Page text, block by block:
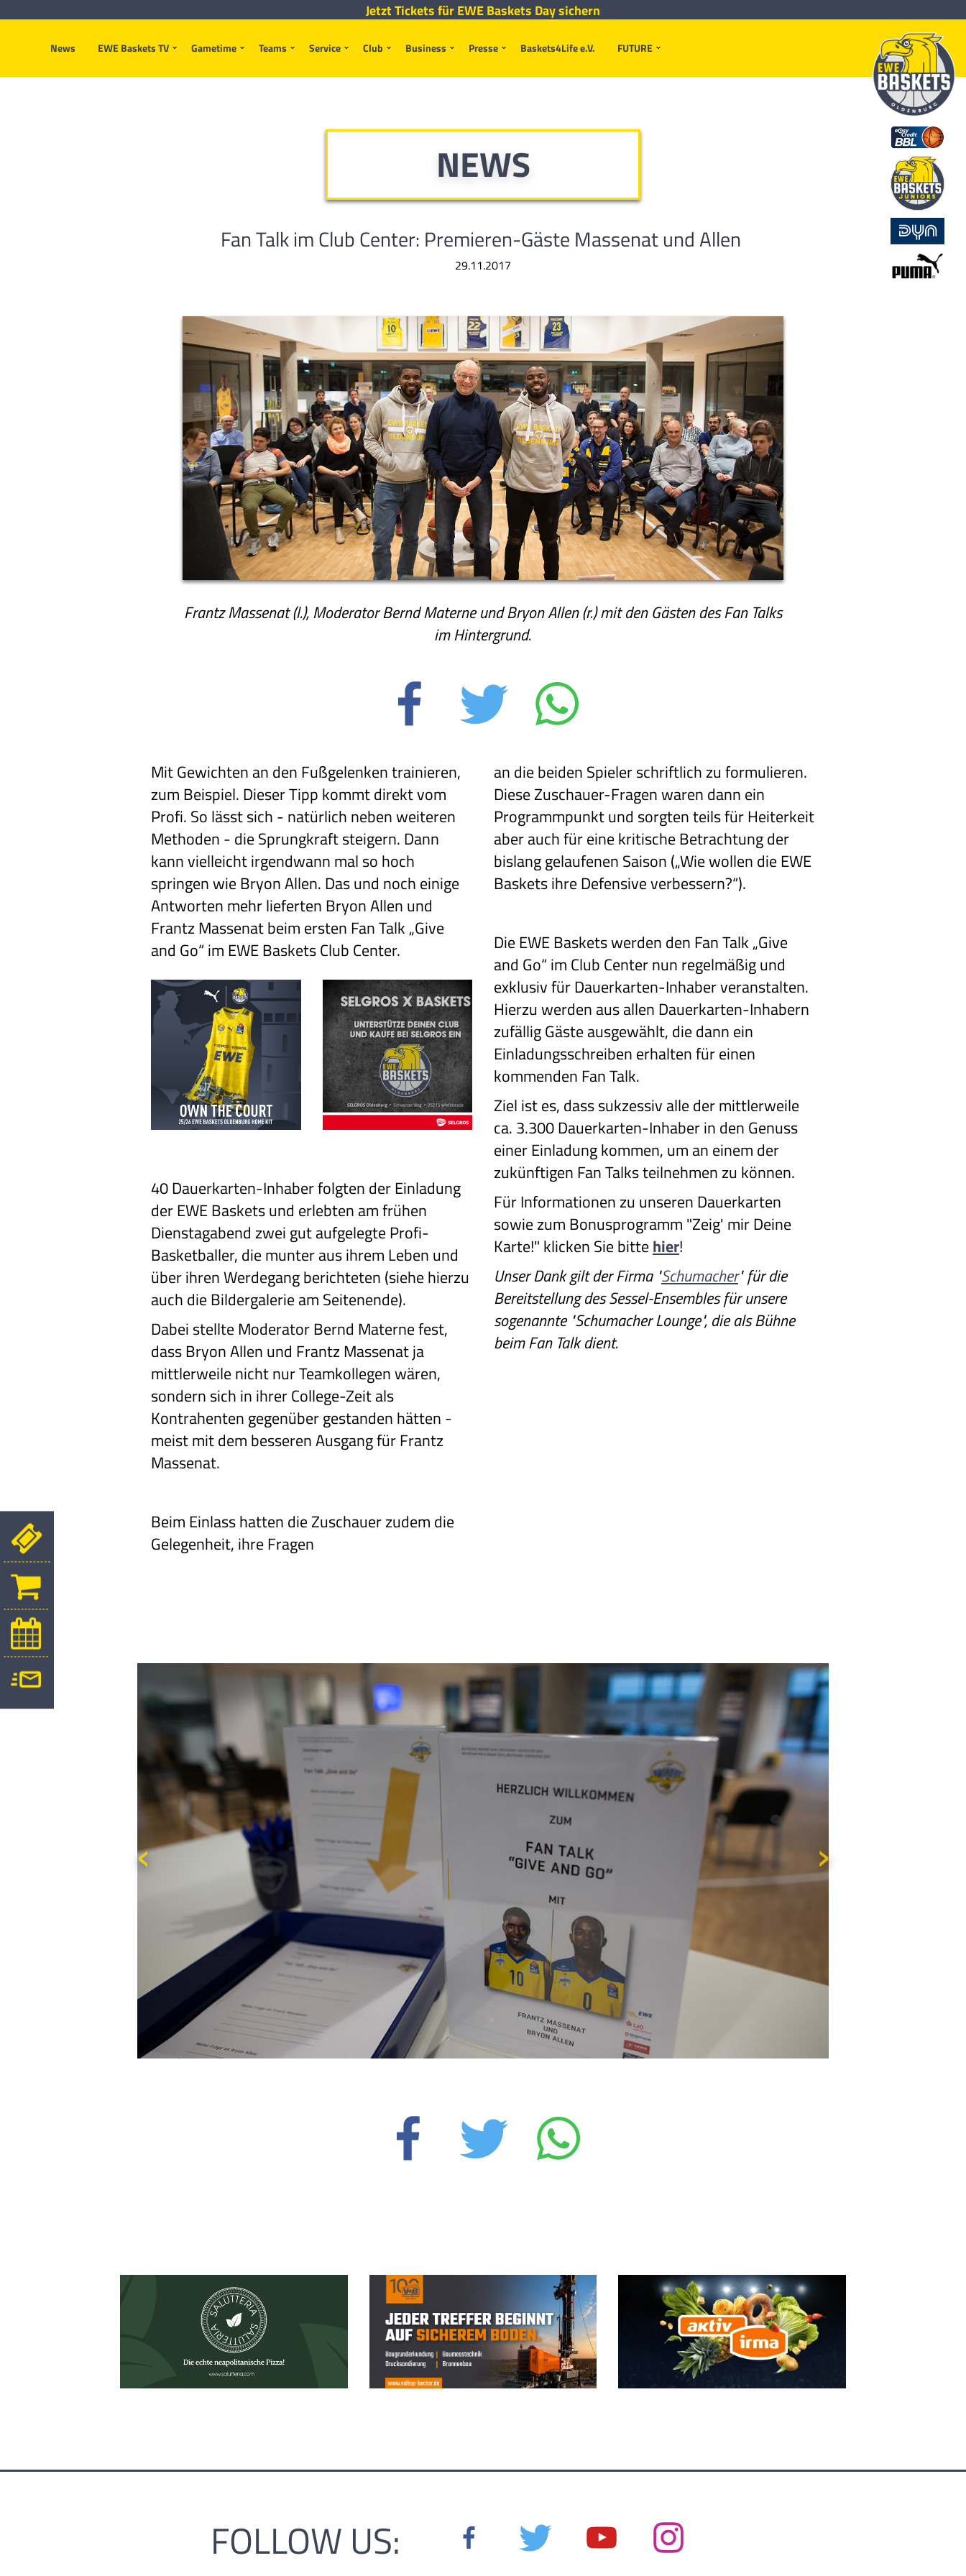
News EWE Baskets TV Gametime Teams Service Club Business Presse Baskets4Life e.V. FUTURE
Jetzt Tickets für EWE Baskets Day sichern
NEWS
Fan Talk im Club Center: Premieren-Gäste Massenat und Allen
29.11.2017
Frantz Massenat (l.), Moderator Bernd Materne und Bryon Allen (r.) mit den Gästen des Fan Talks
im Hintergrund.
MitGewichten an den Fußgelenken trainieren,
zum Beispiel. Dieser Tipp kommt direkt vom
Profi. So lässt sich - natürlich neben weiteren
Methoden - die Sprungkraft steigern. Dann
kann vielleicht irgendwann mal so hoch
springen wie Bryon Allen. Das und noch einige
Antworten mehr lieferten Bryon Allen und
Frantz Massenat beim ersten Fan Talk „Give
and Go“ im EWE Baskets Club Center.
40 Dauerkarten-Inhaber folgten der Einladung
der EWE Baskets und erlebten am frühen
Dienstagabend zwei gut aufgelegte Profi-
Basketballer, die munter aus ihrem Leben und
über ihren Werdegang berichteten (siehe hierzu
auch die Bildergalerie am Seitenende).
Dabei stellte Moderator Bernd Materne fest,
dass Bryon Allen und Frantz Massenat ja
mittlerweile nicht nur Teamkollegen wären,
sondern sich in ihrer College-Zeit als
Kontrahenten gegenüber gestanden hätten -
meist mit dem besseren Ausgang für Frantz
Massenat.
Beim Einlass hatten die Zuschauerzudem die
Gelegenheit, ihre Fragen
an die beiden Spieler schriftlich zu formulieren.
Diese Zuschauer-Fragen waren dann ein
Programmpunkt und sorgten teils für Heiterkeit
aber auch für eine kritische Betrachtung der
bislang gelaufenen Saison („Wie wollen die EWE
Baskets ihre Defensive verbessern?“).
Die EWE Baskets werden den Fan Talk „Give
and Go“ im Club Center nun regelmäßig und
exklusiv für Dauerkarten-Inhaber veranstalten.
Hierzu werden aus allen Dauerkarten-Inhabern
zufällig Gäste ausgewählt, die dann ein
Einladungsschreiben erhalten für einen
kommenden Fan Talk.
Ziel ist es, dass sukzessiv alle der mittlerweile
ca. 3.300 Dauerkarten-Inhaber in den Genuss
einer Einladung kommen, um an einem der
zukünftigen Fan Talks teilnehmen zu können.
Für Informationen zu unseren Dauerkarten
sowie zum Bonusprogramm "Zeig' mir Deine
Karte!" klicken Sie bittehier!
Unser Dank gilt der Firma "Schumacher" für die
Bereitstellung des Sessel-Ensembles für unsere
sogenannte "Schumacher Lounge", die als Bühne
beim Fan Talk dient.
FOLLOW US: